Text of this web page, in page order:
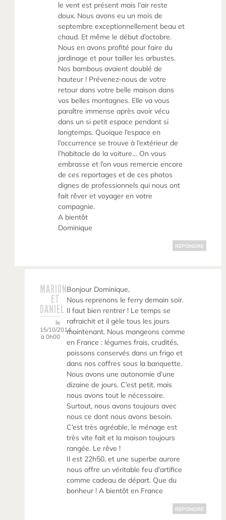
le vent est présent mais l’air reste
doux. Nous avons eu un mois de
septembre exceptionnellement beau et
chaud. Et même le début d’octobre.
Nous en avons profité pour faire du
jardinage et pour tailler les arbustes.
Nos bambous avaient doublé de
hauteur ! Prévenez-nous de votre
retour dans votre belle maison dans
vos belles montagnes. Elle va vous
paraître immense après avoir vécu
dans un si petit espace pendant si
longtemps. Quoique l’espace en
l’occurrence se trouve à l’extérieur de
l’habitacle de la voiture… On vous
embrasse et l’on vous remercie encore
de ces reportages et de ces photos
dignes de professionnels qui nous ont
fait rêver et voyager en votre
compagnie.
A bientôt
Dominique
RÉPONDRE
MARION
ET
DANIEL
le
15/10/2014
à 0h00
Bonjour Dominique,
Nous reprenons le ferry demain soir.
Il faut bien rentrer ! Le temps se
rafraichit et il gèle tous les jours
maintenant. Nous mangeons comme
en France : légumes frais, crudités,
poissons conservés dans un frigo et
dans nos coffres sous la banquette.
Nous avons une autonomie d’une
dizaine de jours. C’est petit, mais
nous avons tout le nécessaire.
Surtout, nous avons toujours avec
nous ce dont nous avons besoin.
C’est très agréable, le ménage est
très vite fait et la maison toujours
rangée. Le rêve !
Il est 22h50, et une superbe aurore
nous offre un véritable feu d’artifice
comme cadeau de départ. Que du
bonheur ! A bientôt en France
RÉPONDRE